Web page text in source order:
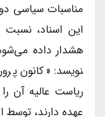
مناسبات سیاسی
این اسناد، نسبت
نویسد: «کانون
ریاست عالیه آن